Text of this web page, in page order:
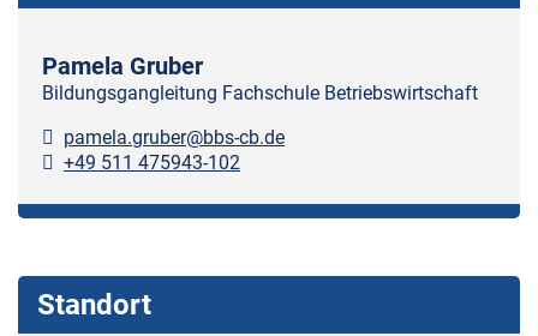
Pamela Gruber
Bildungsgangleitung Fachschule Betriebswirtschaft
pamela.gruber@bbs-cb.de
+49 511 475943-102
Standort